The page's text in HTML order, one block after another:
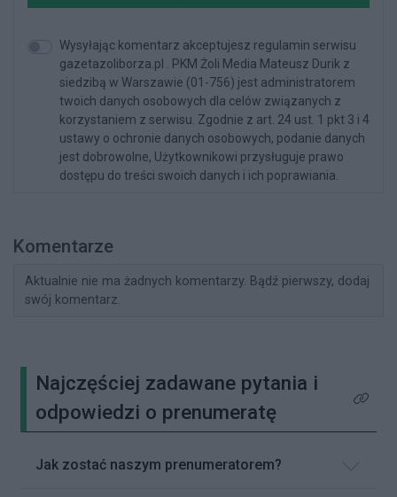
Wysyłając komentarz akceptujesz regulamin serwisu
gazetazoliborza.pl . PKM Żoli Media Mateusz Durik z
siedzibą w Warszawie (01-756) jest administratorem
twoich danych osobowych dla celów związanych z
korzystaniem z serwisu. Zgodnie z art. 24 ust. 1 pkt 3 i 4
ustawy o ochronie danych osobowych, podanie danych
jest dobrowolne, Użytkownikowi przysługuje prawo
dostępu do treści swoich danych i ich poprawiania.
Komentarze
Aktualnie nie ma żadnych komentarzy. Bądź pierwszy, dodaj
swój komentarz.
Najczęściej zadawane pytania i
odpowiedzi o prenumeratę
Kliknij
Jak zostać naszym prenumeratorem?